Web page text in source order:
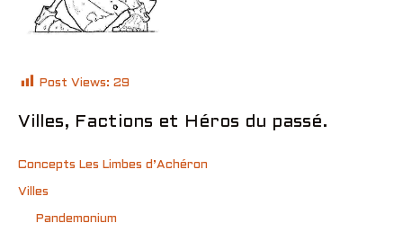
Post Views: 29
Villes, Factions et Héros du passé.
Concepts Les Limbes d’Achéron
Villes
Pandemonium